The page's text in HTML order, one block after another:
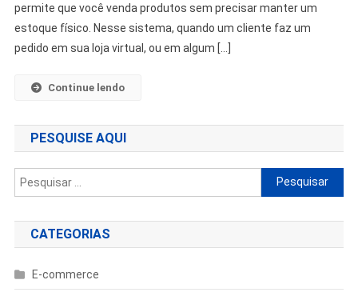
permite que você venda produtos sem precisar manter um
estoque físico. Nesse sistema, quando um cliente faz um
pedido em sua loja virtual, ou em algum […]
Continue lendo
PESQUISE AQUI
Pesquisar
por:
CATEGORIAS
E-commerce